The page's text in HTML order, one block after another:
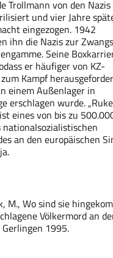
Trollmann von den Nazis
und vier Jahre
eingezogen. 1942
ihn die Nazis zur
Seine
er häufiger von KZ-
Kampf
einem Außenlager in
erschlagen wurde.
eines von bis zu
nationalsozialistischen
an den europäischen
M., Wo sind sie
Völkermord an
Gerlingen 1995.